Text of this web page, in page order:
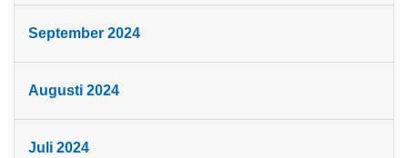
September 2024
Augusti 2024
Juli 2024